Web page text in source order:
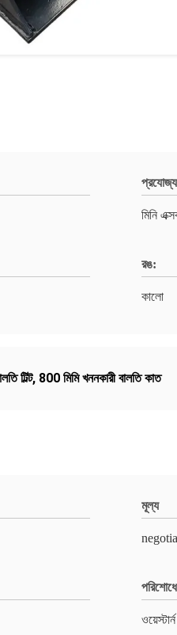
প্রযোজ্য
মিনি
রঙ:
কালো
টিল্ট, 800 মিমি খননকারী বালতি কাত
মূল্য